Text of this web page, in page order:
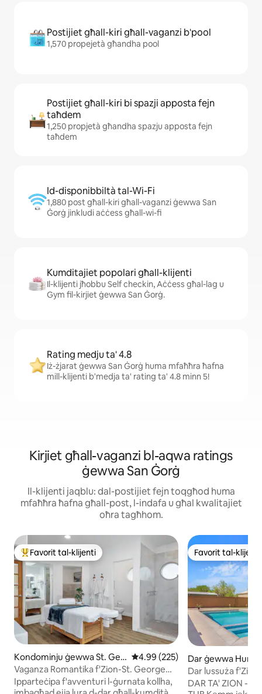
Postijiet għall-kiri għall-vaganzi b'pool
1,570 propejetà għandha pool
Postijiet għall-kiri bi spazji apposta fejn
taħdem
1,250 propjetà għandha spazju apposta fejn
taħdem
Id-disponibbiltà tal-Wi-Fi
1,880 post għall-kiri għall-vaganzi ġewwa San
Ġorġ jinkludi aċċess għall-wi-fi
Kumditajiet popolari għall-klijenti
Il-klijenti jħobbu Self checkin, Aċċess għal-lag u
Gym fil-kirjiet ġewwa San Ġorġ.
Rating medju ta' 4.8
Iż-żjarat ġewwa San Ġorġ huma mfaħħra ħafna
mill-klijenti b'medja ta' rating ta' 4.8 minn 5!
Kirjiet għall-vaganzi bl-aqwa ratings
ġewwa San Ġorġ
Il-klijenti jaqblu: dal-postijiet fejn toqgħod huma
mfaħħra ħafna għall-post, l-indafa u għal kwalitajiet
oħra tagħhom.
Wieħed mill-aqwa favoriti tal-klijenti
Favorit tal-klijenti
Kondominju ġewwa St. Geo
rge
Rating medju ta' 4.99 minn 5,
4.99 (225)
Vaganza Romantika f'Zion-St. George
b'Hot Tub Privat
Ipparteċipa f'avventuri l-ġurnata kollha,
Favorit tal-klijenti
Favorit tal-klijenti
Dar ġewwa
Dar lussuża f'Zion
bis-Sħana
DAR TA' ZION -